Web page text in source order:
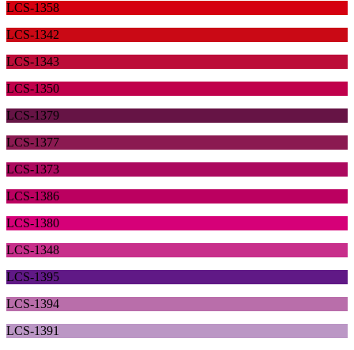
LCS-1358
LCS-1342
LCS-1343
LCS-1350
LCS-1379
LCS-1377
LCS-1373
LCS-1386
LCS-1380
LCS-1348
LCS-1395
LCS-1394
LCS-1391